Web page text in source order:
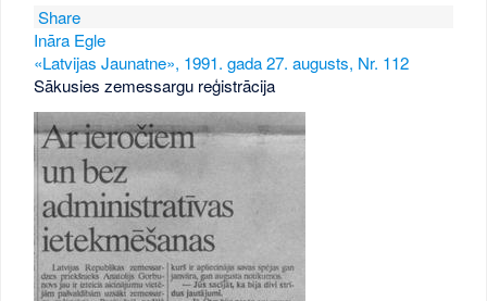
Share
Ināra Egle
«Latvijas Jaunatne», 1991. gada 27. augusts, Nr. 112
Sākusies zemessargu reģistrācija